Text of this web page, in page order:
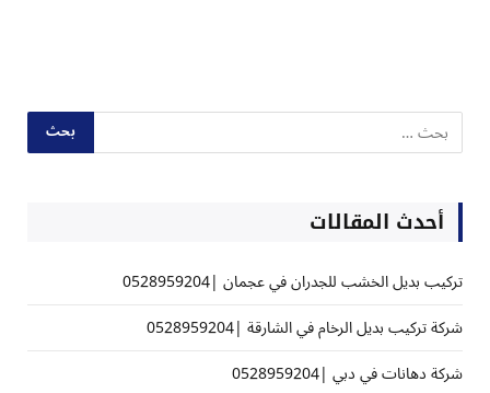
أحدث المقالات
تركيب بديل الخشب للجدران في عجمان |0528959204
شركة تركيب بديل الرخام في الشارقة |0528959204
شركة دهانات في دبي |0528959204